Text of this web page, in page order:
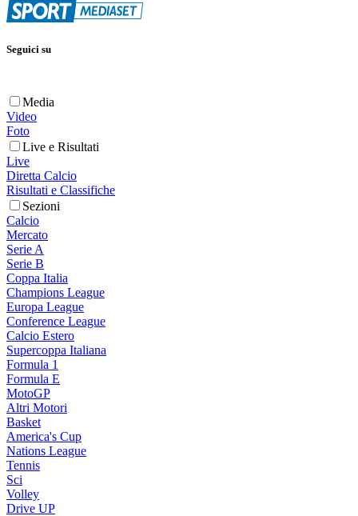
Seguici su
Media
Video
Foto
Live e Risultati
Live
Diretta Calcio
Risultati e Classifiche
Sezioni
Calcio
Mercato
Serie A
Serie B
Coppa Italia
Champions League
Europa League
Conference League
Calcio Estero
Supercoppa Italiana
Formula 1
Formula E
MotoGP
Altri Motori
Basket
America's Cup
Nations League
Tennis
Sci
Volley
Drive UP